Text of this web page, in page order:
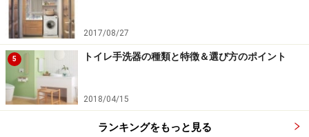
2017/08/27
5 トイレ手洗器の種類と特徴＆選び方のポイント
2018/04/15
ランキングをもっと見る